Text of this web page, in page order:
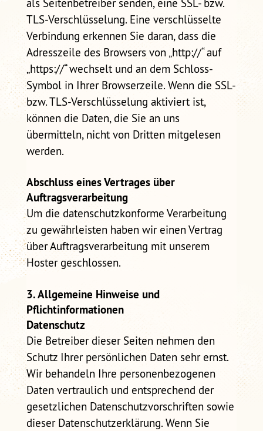
TLS-Verschlüsselung. Eine verschlüsselte
Verbindung erkennen Sie daran, dass die
Adresszeile des Browsers von „http://“ auf
„https://“ wechselt und an dem Schloss-
Symbol in Ihrer Browserzeile. Wenn die SSL-
bzw. TLS-Verschlüsselung aktiviert ist,
können die Daten, die Sie an uns
übermitteln, nicht von Dritten mitgelesen
werden.
Abschluss eines Vertrages über
Auftragsverarbeitung
Um die datenschutzkonforme Verarbeitung
zu gewährleisten haben wir einen Vertrag
über Auftragsverarbeitung mit unserem
Hoster geschlossen.
3. Allgemeine Hinweise und
Pflichtinformationen
Datenschutz
Die Betreiber dieser Seiten nehmen den
Schutz Ihrer persönlichen Daten sehr ernst.
Wir behandeln Ihre personenbezogenen
Daten vertraulich und entsprechend der
gesetzlichen Datenschutzvorschriften sowie
dieser Datenschutzerklärung. Wenn Sie